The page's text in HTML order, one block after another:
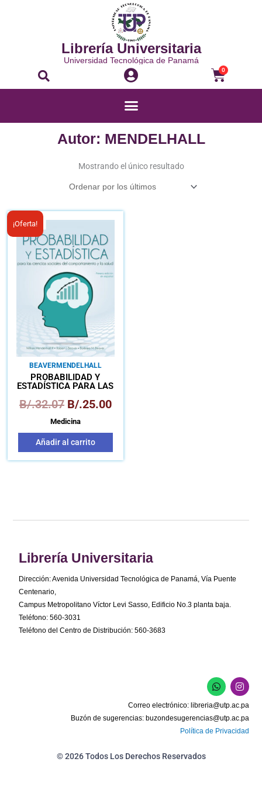
Librería Universitaria
Universidad Tecnológica de Panamá
Buscar 0
Carrito
Menú
Autor: MENDELHALL
Mostrando el único resultado
¡Oferta!
BEAVERMENDELHALL
PROBABILIDAD Y
ESTADÍSTICA PARA LAS
LA SALUD
B/.32.07
El
precio
original
era:
B/.32.07.
B/.25.00
El
es:
B/.25.00.
Medicina
Añadir al carrito
Librería Universitaria
Dirección: Avenida Universidad Tecnológica de Panamá, Vía Puente
Centenario,
Campus Metropolitano Víctor Levi Sasso, Edificio No.3 planta baja.
Teléfono: 560-3031
Teléfono del Centro de Distribución: 560-3683
W
h
a
t
s
a
p
I
n
s
t
a
g
r
Correo electrónico: libreria@utp.ac.pa
Buzón de sugerencias: buzondesugerencias@utp.ac.pa
Política de Privacidad
© 2026 Todos Los Derechos Reservados